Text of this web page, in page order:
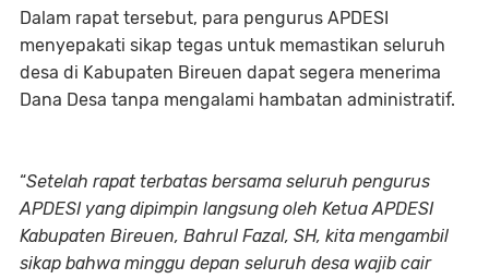
Dalam rapat tersebut, para pengurus APDESI
menyepakati sikap tegas untuk memastikan seluruh
desa di Kabupaten Bireuen dapat segera menerima
Dana Desa tanpa mengalami hambatan administratif.
“Setelah rapat terbatas bersama seluruh pengurus
APDESI yang dipimpin langsung oleh Ketua APDESI
Kabupaten Bireuen, Bahrul Fazal, SH, kita mengambil
sikap bahwa minggu depan seluruh desa wajib cair